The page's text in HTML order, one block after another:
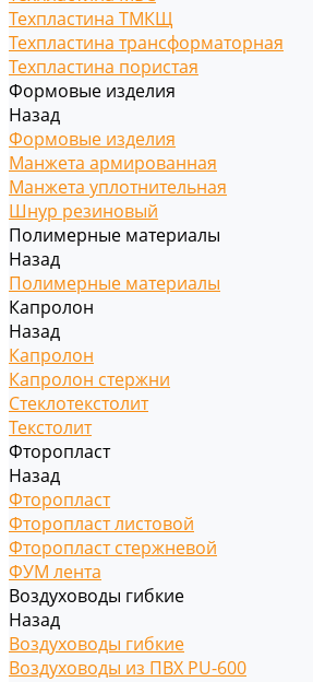
Техпластина ТМКЩ
Техпластина трансформаторная
Техпластина пористая
Формовые изделия
Назад
Формовые изделия
Манжета армированная
Манжета уплотнительная
Шнур резиновый
Полимерные материалы
Назад
Полимерные материалы
Капролон
Назад
Капролон
Капролон стержни
Стеклотекстолит
Текстолит
Фторопласт
Назад
Фторопласт
Фторопласт листовой
Фторопласт стержневой
ФУМ лента
Воздуховоды гибкие
Назад
Воздуховоды гибкие
Воздуховоды из ПВХ PU-600